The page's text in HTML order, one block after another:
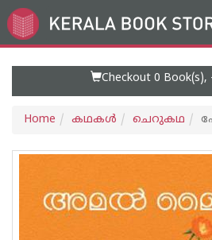
Go
to
Checkout 0 Book(s),
Home കഥകള്‍ ചെറുകഥ